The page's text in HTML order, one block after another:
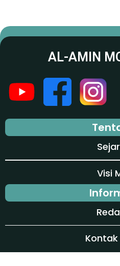
AL-AMIN
Visi
Kontak